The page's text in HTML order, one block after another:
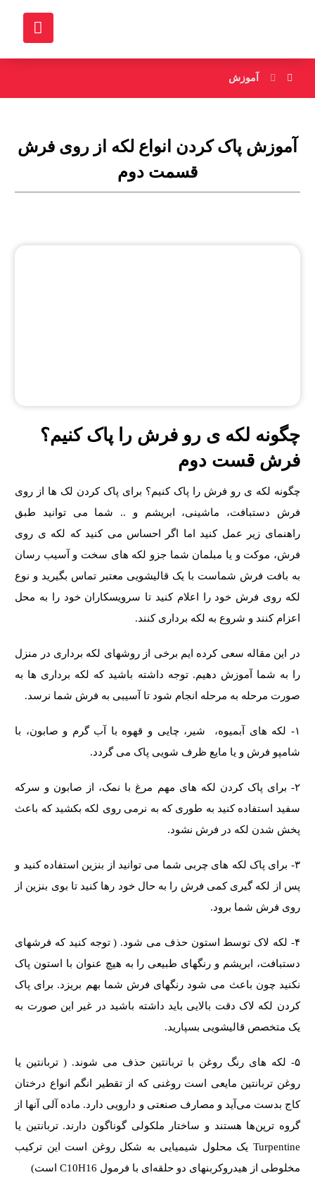
آموزش
آموزش پاک کردن انواع لکه از روی فرش
قسمت دوم
چگونه لکه ی رو فرش را پاک کنیم؟
فرش قست دوم
چگونه لکه ی رو فرش را پاک کنیم؟ برای پاک کردن لک ها از روی
فرش دستبافت، ماشینی، ابریشم و .. شما می توانید طبق
راهنمای زیر عمل کنید اما اگر احساس می کنید که لکه ی روی
فرش، موکت و یا مبلمان شما جزو لکه های سخت و آسیب رسان
به بافت فرش شماست با یک قالیشویی معتبر تماس بگیرید و نوع
لکه روی فرش خود را اعلام کنید تا سرویسکاران خود را به محل
اعزام کنند و شروع به لکه برداری کنند.
در این مقاله سعی کرده ایم برخی از روشهای لکه برداری در منزل
را به شما آموزش دهیم. توجه داشته باشید که لکه برداری ها به
صورت مرحله به مرحله انجام شود تا آسیبی به فرش شما نرسد.
۱- لکه های آبمیوه، شیر، چایی و قهوه با آب گرم و صابون، با
شامپو فرش و یا مایع ظرف شویی پاک می گردد.
۲- برای پاک کردن لکه های مهم مرغ با نمک، از صابون و سرکه
سفید استفاده کنید به طوری که به نرمی روی لکه بکشید که باعث
پخش شدن لکه در فرش نشود.
۳- برای پاک لکه های چربی شما می توانید از بنزین استفاده کنید و
پس از لکه گیری کمی فرش را به حال خود رها کنید تا بوی بنزین از
روی فرش شما برود.
۴- لکه لاک توسط استون حذف می شود. ( توجه کنید که فرشهای
دستبافت، ابریشم و رنگهای طبیعی را به هیچ عنوان با استون پاک
نکنید چون باعث می شود رنگهای فرش شما بهم بریزد. برای پاک
کردن لکه لاک دقت بالایی باید داشته باشید در غیر این صورت به
یک متخصص قالیشویی بسپارید.
۵- لکه های رنگ روغن با تربانتین حذف می شوند. ( تربانتین یا
روغن تربانتین مایعی است روغنی که از تقطیر انگم انواع درختان
کاج بدست می‌آید و مصارف صنعتی و دارویی دارد. ماده آلی آنها از
گروه ترپن‌ها هستند و ساختار ملکولی گوناگون دارند. تربانتین یا
Turpentine یک محلول شیمیایی به شکل روغن است این ترکیب
مخلوطی از هیدروکربنهای دو حلقه‌ای با فرمول C10H16 است)